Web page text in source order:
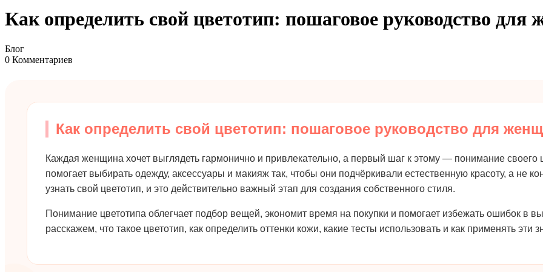
Как определить свой цветотип: пошаговое руководство для
Блог
0 Комментариев
Как определить свой цветотип: пошаговое руководство для
Каждая женщина хочет выглядеть гармонично и привлекательно, а первый шаг к этому — понимание своего
помогает выбирать одежду, аксессуары и макияж так, чтобы они подчёркивали естественную красоту, а не
узнать свой цветотип, и это действительно важный этап для создания собственного стиля.
Понимание цветотипа облегчает подбор вещей, экономит время на покупки и помогает избежать ошибок в
расскажем, что такое цветотип, как определить оттенки кожи, какие тесты использовать и как применять эти